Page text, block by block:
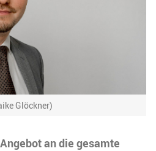
Glöckner)
an die gesamte